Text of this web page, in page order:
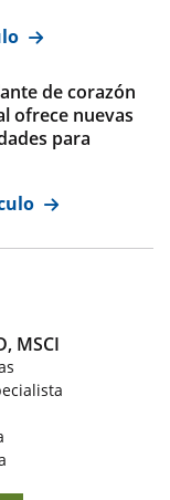
de corazón
ofrece nuevas
para
MSCI